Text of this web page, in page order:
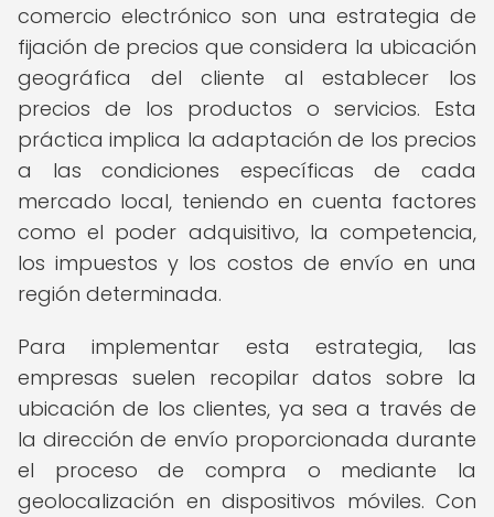
comercio electrónico son una estrategia de
fijación de precios que considera la ubicación
geográfica del cliente al establecer los
precios de los productos o servicios. Esta
práctica implica la adaptación de los precios
a las condiciones específicas de cada
mercado local, teniendo en cuenta factores
como el poder adquisitivo, la competencia,
los impuestos y los costos de envío en una
región determinada.
Para implementar esta estrategia, las
empresas suelen recopilar datos sobre la
ubicación de los clientes, ya sea a través de
la dirección de envío proporcionada durante
el proceso de compra o mediante la
geolocalización en dispositivos móviles. Con